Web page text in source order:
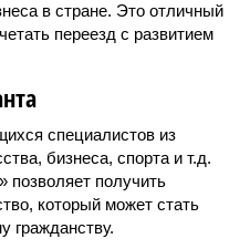
в стране. Это отличный
переезд с развитием
специалистов из
бизнеса, спорта и т.д.
» позволяет получить
который может стать
гражданству.